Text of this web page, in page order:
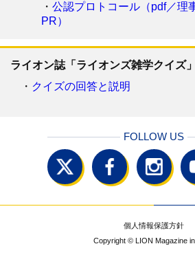
・ 公認プロトコール（pdf／理
PR）
ライオン誌「ライオンズ雑学クイズ」
・ クイズの回答と説明
FOLLOW US
個人情報保護方針
Copyright © LION Magazine